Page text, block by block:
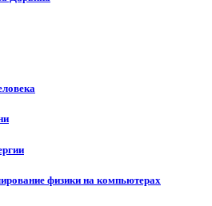
физики на компьютерах